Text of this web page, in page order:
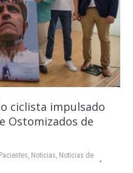
ciclista impulsado
Ostomizados de
, Noticias, Noticias de